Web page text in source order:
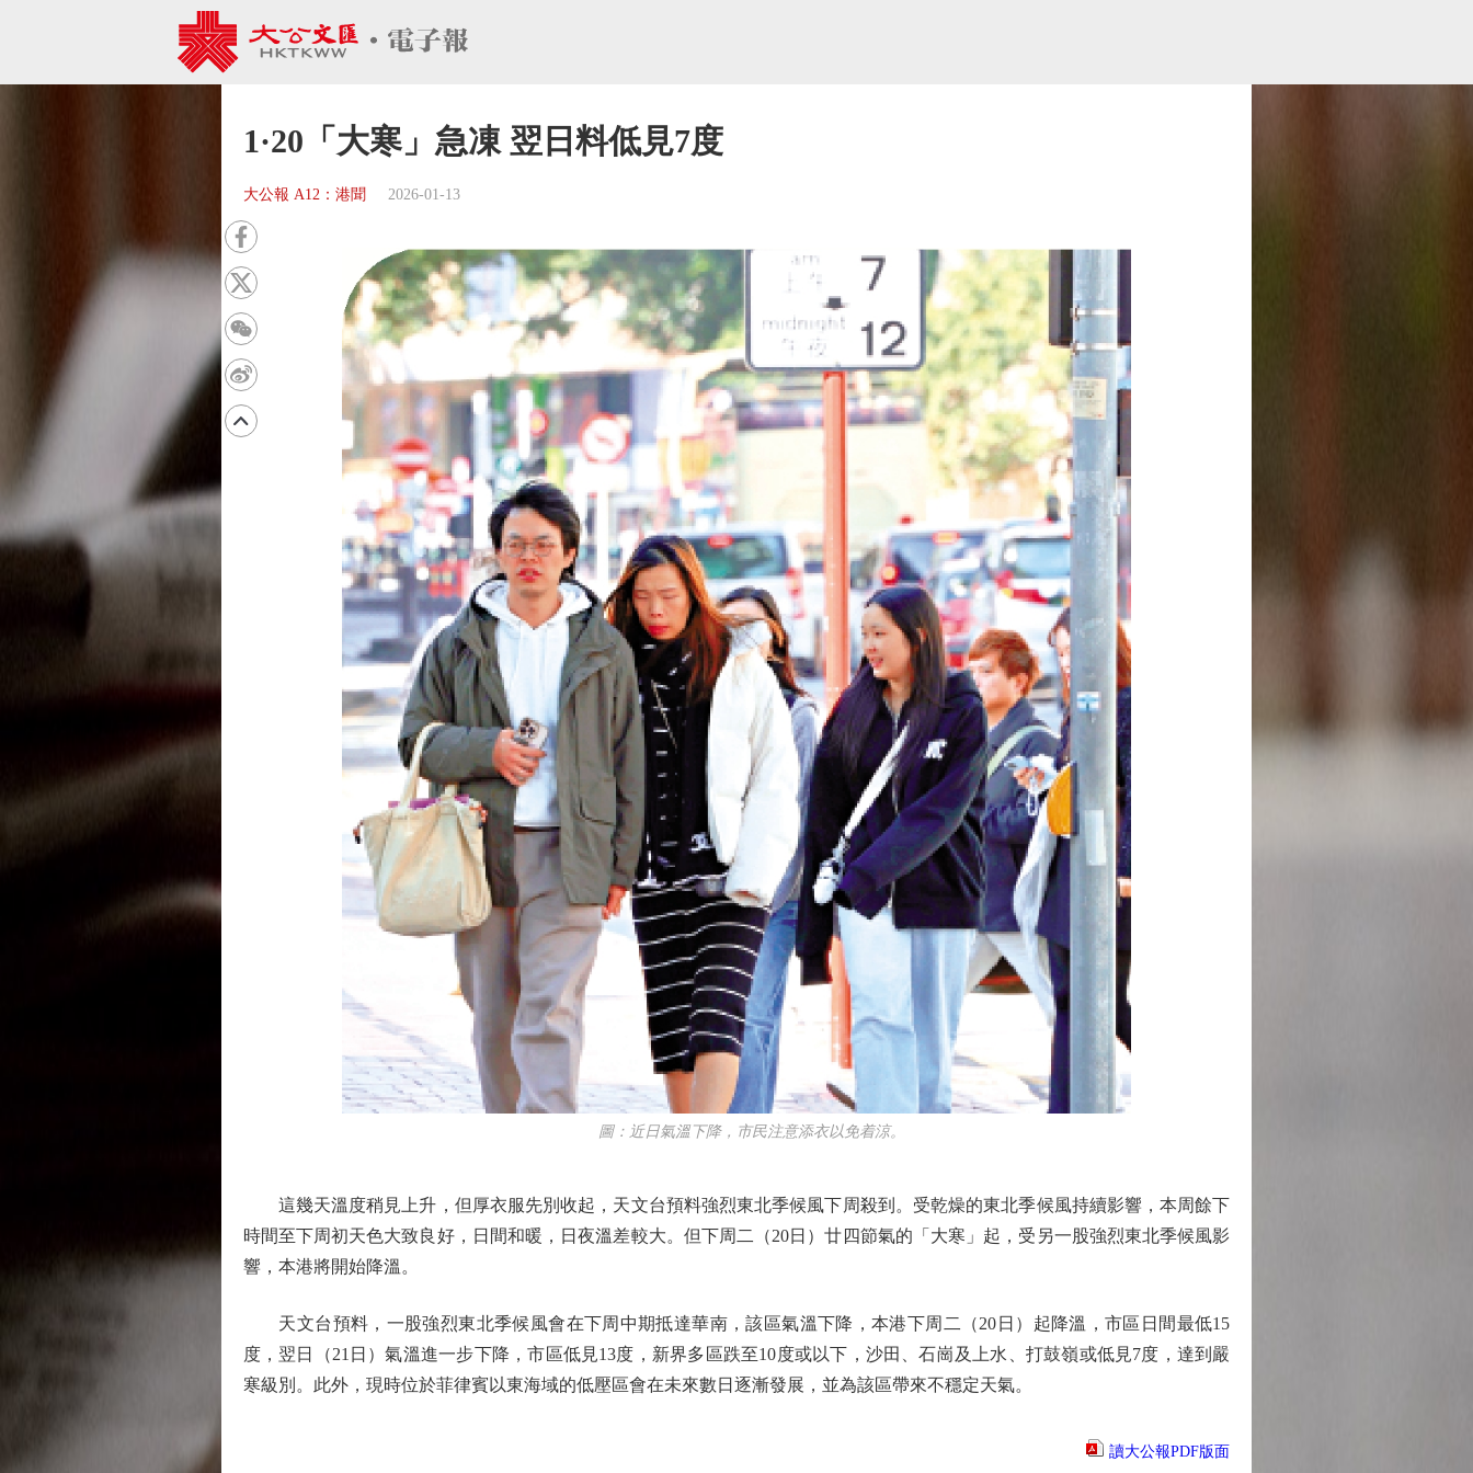
1·20「大寒」急凍 翌日料低見7度
大公報 A12：港聞 2026-01-13
圖：近日氣溫下降，市民注意添衣以免着涼。
這幾天溫度稍見上升，但厚衣服先別收起，天文台預料強烈東北季候風下周殺到。受乾燥的東北季候風持續影響，本周餘下
時間至下周初天色大致良好，日間和暖，日夜溫差較大。但下周二（20日）廿四節氣的「大寒」起，受另一股強烈東北季候風影
響，本港將開始降溫。
天文台預料，一股強烈東北季候風會在下周中期抵達華南，該區氣溫下降，本港下周二（20日）起降溫，市區日間最低15
度，翌日（21日）氣溫進一步下降，市區低見13度，新界多區跌至10度或以下，沙田、石崗及上水、打鼓嶺或低見7度，達到嚴
寒級別。此外，現時位於菲律賓以東海域的低壓區會在未來數日逐漸發展，並為該區帶來不穩定天氣。
讀大公報PDF版面